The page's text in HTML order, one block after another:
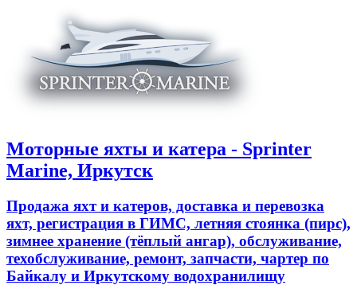
Моторные яхты и катера - Sprinter
Marine, Иркутск
Продажа яхт и катеров, доставка и перевозка
яхт, регистрация в ГИМС, летняя стоянка (пирс),
зимнее хранение (тёплый ангар), обслуживание,
техобслуживание, ремонт, запчасти, чартер по
Байкалу и Иркутскому водохранилищу